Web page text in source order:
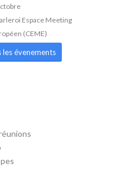
Espace Meeting
(CEME)
les évenements